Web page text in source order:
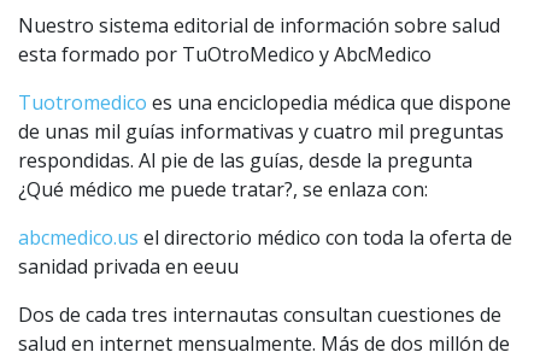
Nuestro sistema editorial de información sobre salud
esta formado por TuOtroMedico y AbcMedico
Tuotromedico es una enciclopedia médica que dispone
de unas mil guías informativas y cuatro mil preguntas
respondidas. Al pie de las guías, desde la pregunta
¿Qué médico me puede tratar?, se enlaza con:
abcmedico.us el directorio médico con toda la oferta de
sanidad privada en eeuu
Dos de cada tres internautas consultan cuestiones de
salud en internet mensualmente. Más de dos millón de